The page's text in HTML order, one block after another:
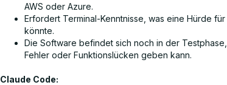
AWS oder Azure.
Erfordert Terminal-Kenntnisse, was eine Hürde
könnte.
Die Software befindet sich noch in der
Fehler oder Funktionslücken geben kann.
Claude Code: